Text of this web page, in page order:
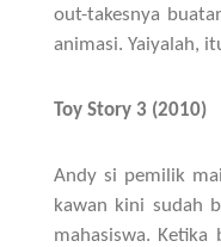
out-takesnya
animasi. Yaiyalah,
Toy Story 3 (2010)
Andy si pemilik
kawan kini sudah
mahasiswa. Ketika